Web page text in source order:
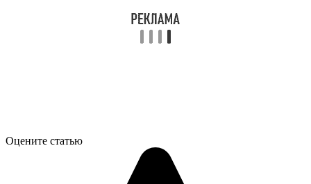
Оцените статью